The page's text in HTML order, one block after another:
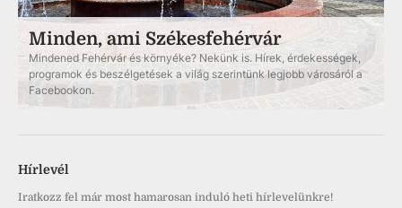
Minden, ami Székesfehérvár
Mindened Fehérvár és környéke? Nekünk is. Hírek, érdekességek,
programok és beszélgetések a világ szerintünk legjobb városáról a
Facebookon.
Hírlevél
Iratkozz fel már most hamarosan induló heti hírlevelünkre!